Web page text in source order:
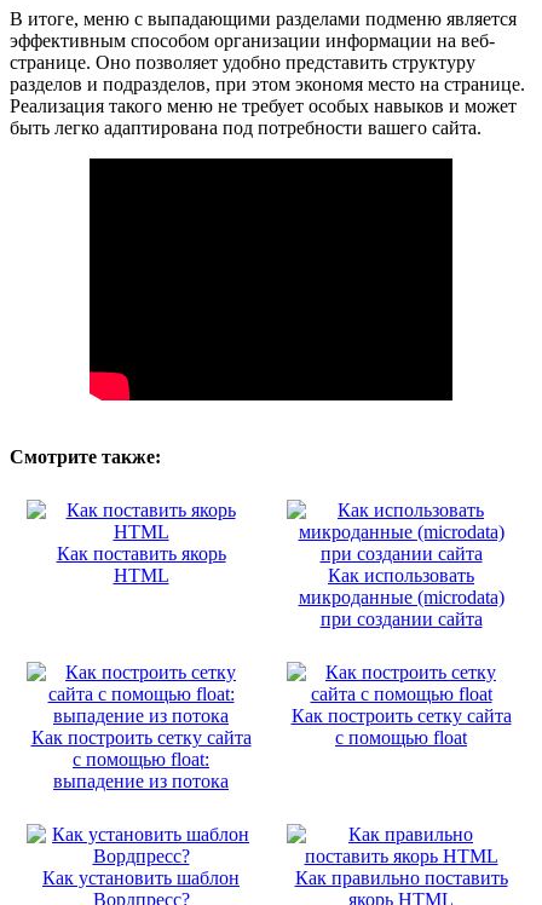
В итоге, меню с выпадающими разделами подменю является
эффективным способом организации информации на веб-
странице. Оно позволяет удобно представить структуру
разделов и подразделов, при этом экономя место на странице.
Реализация такого меню не требует особых навыков и может
быть легко адаптирована под потребности вашего сайта.
Смотрите также:
Как поставить якорь
HTML
Как использовать
микроданные (microdata)
при создании сайта
Как построить сетку сайта
с помощью float:
выпадение из потока
Как построить сетку сайта
с помощью float
Как установить шаблон
Вордпресс?
Как правильно поставить
якорь HTML